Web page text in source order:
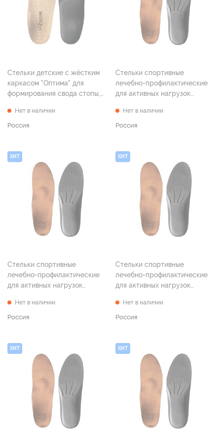
Стельки детские с жёстким
каркасом "Оптима" для
формирования свода стопы,
Нет в наличии
Россия
Стельки спортивные
лечебно-профилактические
для активных нагрузок
Нет в наличии
Россия
ХИТ
Стельки спортивные
лечебно-профилактические
для активных нагрузок
Нет в наличии
Россия
ХИТ
Стельки спортивные
лечебно-профилактические
для активных нагрузок
Нет в наличии
Россия
ХИТ ХИТ